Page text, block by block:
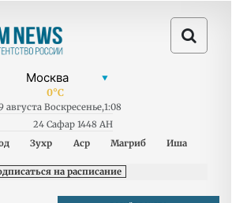
0°C
августа Воскресенье,1:08
24 Сафар 1448 AH
Зухр Аср Магриб Иша
на расписание